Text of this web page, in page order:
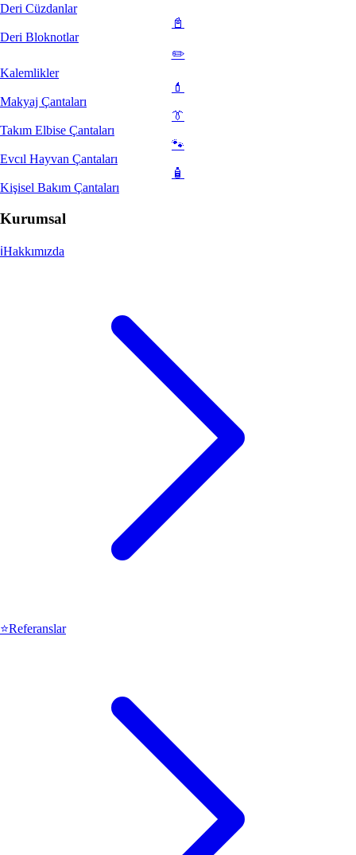
Deri Cüzdanlar
📓
Deri Bloknotlar
✏️
Kalemlikler
💄
Makyaj Çantaları
👔
Takım Elbise Çantaları
🐾
Evcıl Hayvan Çantaları
🧴
Kişisel Bakım Çantaları
Kurumsal
ℹ️Hakkımızda
⭐Referanslar